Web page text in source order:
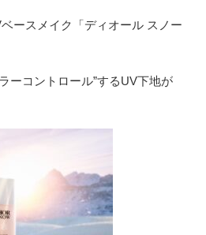
ースメイク「ディオール スノー
ーコントロール”するUV下地が